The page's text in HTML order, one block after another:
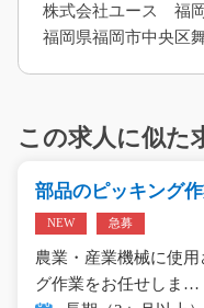
株式会社ユース 福
福岡県福岡市中央区
この求人に似た
部品のピッキング
NEW 急募
農業・産業機械に使
グ作業をお任せしま…